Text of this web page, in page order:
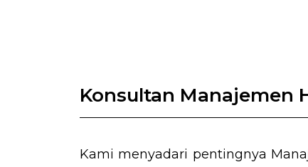
Konsultan Manajemen
Kami menyadari pentingnya